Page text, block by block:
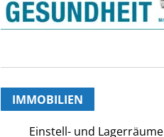
IMMOBILIEN
Einstell- und Lagerräume